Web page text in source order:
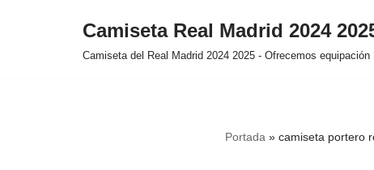
Camiseta Real Madrid 2024
Camiseta del Real Madrid 2024 2025 - Ofrecemos
Portada » camiseta portero